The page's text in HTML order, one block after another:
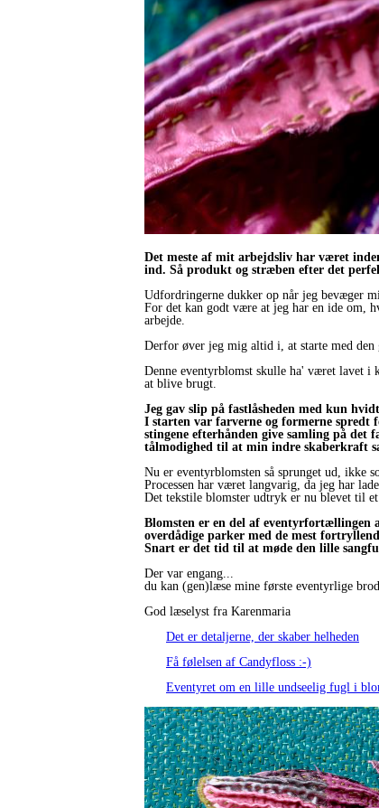
Det meste af mit arbejdsliv har været
ind. Så produkt og stræben efter det
Udfordringerne dukker op når jeg bevæger
For det kan godt være at jeg har en ide om,
arbejde.
Derfor øver jeg mig altid i, at starte med
Denne eventyrblomst skulle ha' været lavet i
at blive brugt.
Jeg gav slip på fastlåsheden med kun
I starten var farverne og formerne
stingene efterhånden give samling på
tålmodighed til at min indre skaberkraft
Nu er eventyrblomsten så sprunget ud, ikke
Processen har været langvarig, da jeg har
Det tekstile blomster udtryk er nu blevet til
Blomsten er en del af eventyrfortællingen
overdådige parker med de mest
Snart er det tid til at møde den lille
Der var engang...
du kan (gen)læse mine første eventyrlige
God læselyst fra Karenmaria
Det er detaljerne, der skaber helheden
Få følelsen af Candyfloss :-)
Eventyret om en lille undseelig fugl i